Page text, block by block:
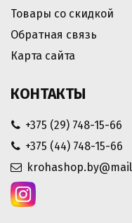
Товары со скидкой
Обратная связь
Карта сайта
КОНТАКТЫ
+375 (29) 748-15-66
+375 (44) 748-15-66